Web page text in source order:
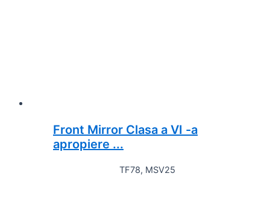
Front Mirror Clasa a VI -a
apropiere ...
TF78, MSV25